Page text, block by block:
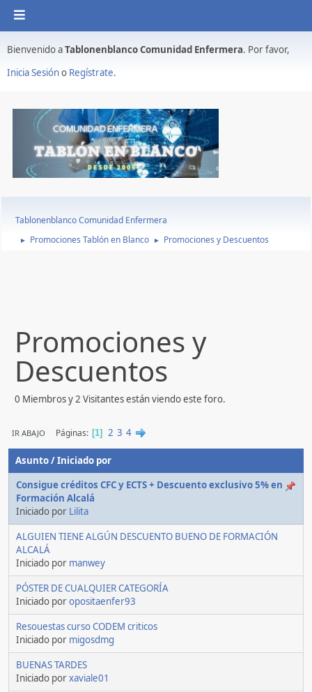
Bienvenido aTablonenblanco Comunidad Enfermera. Por favor,
Inicia Sesióno Regístrate.
Tablonenblanco Comunidad Enfermera
► Promociones Tablón en Blanco ► Promociones y Descuentos
Promociones y
Descuentos
0 Miembros y 2 Visitantes están viendo este foro.
IR ABAJO Páginas 1 2 3 4
Asunto/Iniciado por
Consigue créditos CFC y ECTS + Descuento exclusivo 5% en
Formación Alcalá
Iniciado por Lilita
ALGUIEN TIENE ALGÚN DESCUENTO BUENO DE FORMACIÓN
ALCALÁ
Iniciado por manwey
PÓSTER DE CUALQUIER CATEGORÍA
Iniciado poropositaenfer93
Resouestas curso CODEM criticos
Iniciado por migosdmg
BUENAS TARDES
Iniciado porxaviale01